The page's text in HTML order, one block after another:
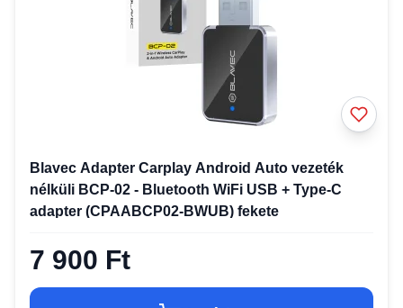
Blavec Adapter Carplay Android Auto vezeték
nélküli BCP-02 - Bluetooth WiFi USB + Type-C
adapter (CPAABCP02-BWUB) fekete
7 900 Ft